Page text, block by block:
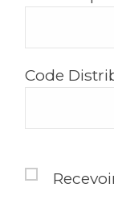
Code